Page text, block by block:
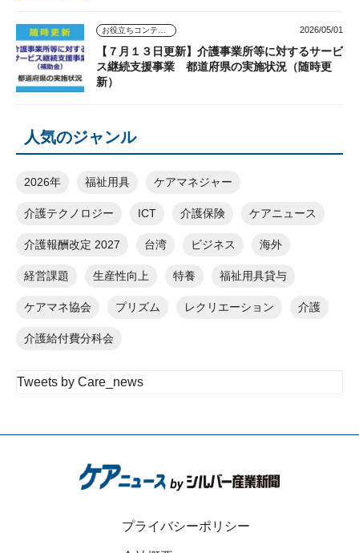
お役立ちコンテンツ 2026/05/01
【７月１３日更新】介護事業所等に対するサービ
ス継続支援事業 都道府県の実施状況（随時更
新）
人気のジャンル
2026年 福祉用具 ケアマネジャー
介護テクノロジー ICT 介護保険 ケアニュース
介護報酬改定 2027 台湾 ビジネス 海外
経営課題 生産性向上 特養 福祉用具貸与
ケアマネ協会 プリズム レクリエーション 介護
介護給付費分科会
Tweets by Care_news
プライバシーポリシー